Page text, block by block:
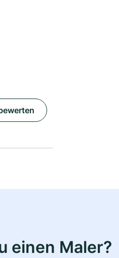
einen Maler?